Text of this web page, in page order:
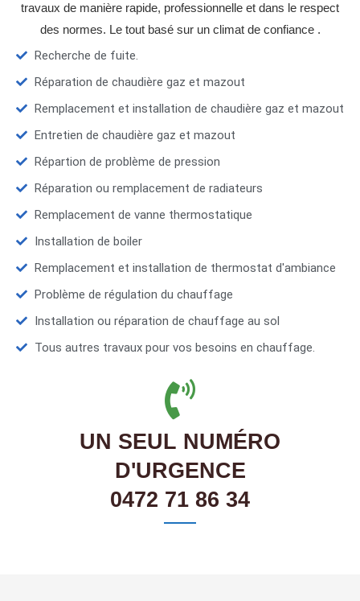
travaux de manière rapide, professionnelle et dans le respect
des normes. Le tout basé sur un climat de confiance .
Recherche de fuite.
Réparation de chaudière gaz et mazout
Remplacement et installation de chaudière gaz et mazout
Entretien de chaudière gaz et mazout
Répartion de problème de pression
Réparation ou remplacement de radiateurs
Remplacement de vanne thermostatique
Installation de boiler
Remplacement et installation de thermostat d'ambiance
Problème de régulation du chauffage
Installation ou réparation de chauffage au sol
Tous autres travaux pour vos besoins en chauffage.
UN SEUL NUMÉRO
D'URGENCE
0472 71 86 34